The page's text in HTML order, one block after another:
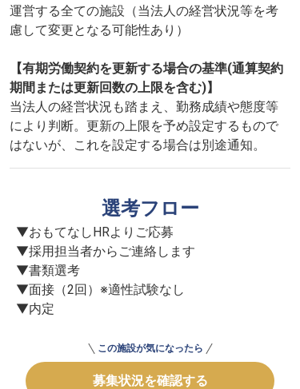
運営する全ての施設（当法人の経営状況等を考
慮して変更となる可能性あり）
【有期労働契約を更新する場合の基準(通算契約
期間または更新回数の上限を含む)】
当法人の経営状況も踏まえ、勤務成績や態度等
により判断。更新の上限を予め設定するもので
はないが、これを設定する場合は別途通知。
選考フロー
▼おもてなしHRよりご応募
▼採用担当者からご連絡します
▼書類選考
▼面接（2回）※適性試験なし
▼内定
この施設が気になったら
募集状況を確認する